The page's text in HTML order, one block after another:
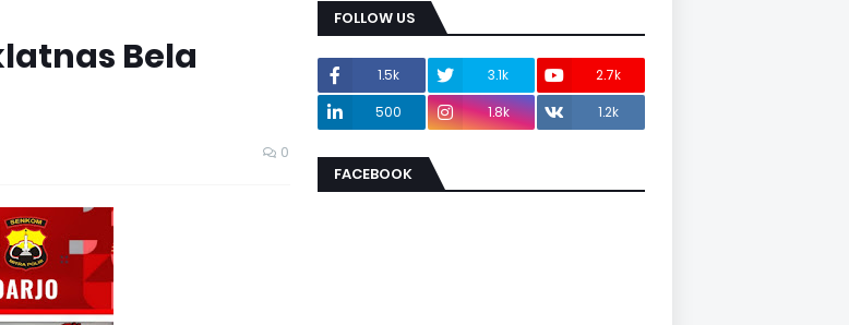
Bela
0
FOLLOW US
1.5k 3.1k
2.7k
500
1.8k 1.2k
FACEBOOK